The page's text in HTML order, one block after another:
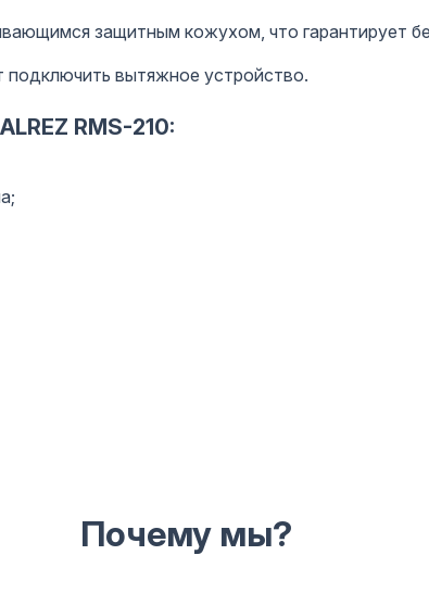
защитным кожухом, что гарантирует
подключить вытяжное устройство.
RMS-210:
Почему мы?